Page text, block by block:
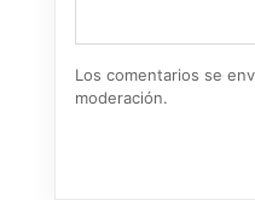
Los comentarios se
moderación.